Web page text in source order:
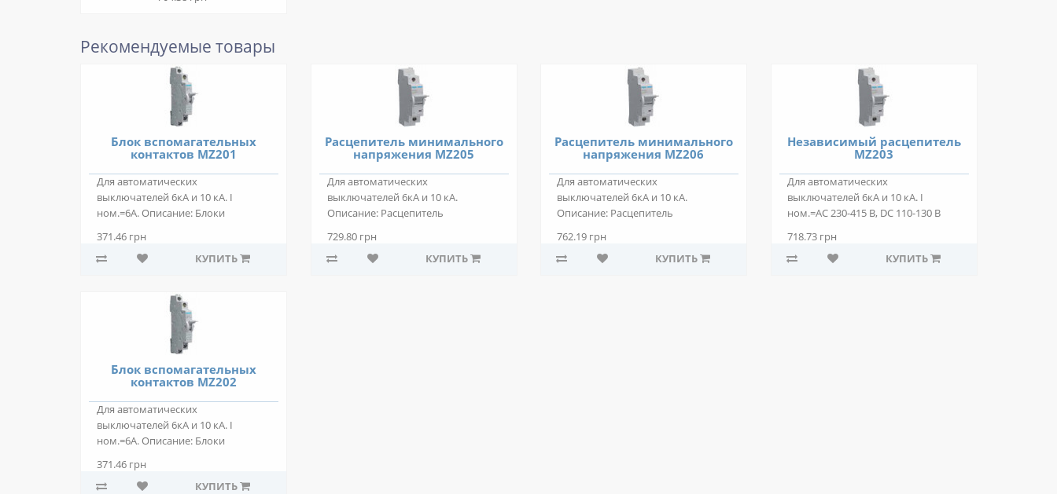
Рекомендуемые товары
Блок вспомагательных
контактов MZ201
Для автоматических
выключателей 6кА и 10 кА. I
ном.=6А. Описание: Блоки
371.46 грн
КУПИТЬ
Расцепитель минимального
напряжения MZ205
Для автоматических
выключателей 6кА и 10 кА.
Описание: Расцепитель
автомат..
729.80 грн
КУПИТЬ
Расцепитель минимального
напряжения MZ206
Для автоматических
выключателей 6кА и 10 кА.
Описание: Расцепитель
автомат..
762.19 грн
КУПИТЬ
Независимый расцепитель
MZ203
Для автоматических
выключателей 6кА и 10 кА. I
ном.=AC 230-415 В, DC 110-130 В
718.73 грн
КУПИТЬ
Блок вспомагательных
контактов MZ202
Для автоматических
выключателей 6кА и 10 кА. I
ном.=6А. Описание: Блоки
371.46 грн
КУПИТЬ